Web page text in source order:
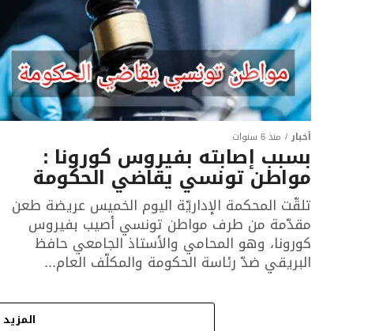
أخبار منذ 6 سنوات
بسبب إصابته بفيروس كورونا :
مواطن تونسي يقاضي الحكومة
تلقّت المحكمة الإداريّة اليوم الخميس عريضة طعن
مقدّمة من طرف مواطن تونسي أصيب بفيروس
كورونا، وهو المحامي والأستاذ الجامعي حافظ
البريقي ضدّ رئاسة الحكومة والمكلّف العام...